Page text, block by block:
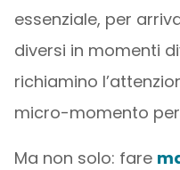
essenziale, per
diversi in momenti
richiamino
micro-momento
Ma non solo: fare